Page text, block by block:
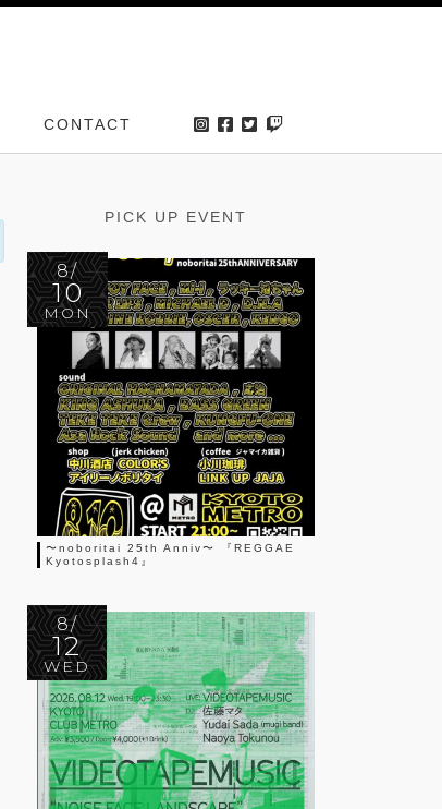
CONTACT
PICK UP EVENT
8/
10
MON
〜noboritai 25th Anniv〜 『REGGAE
Kyotosplash4』
8/
12
WED